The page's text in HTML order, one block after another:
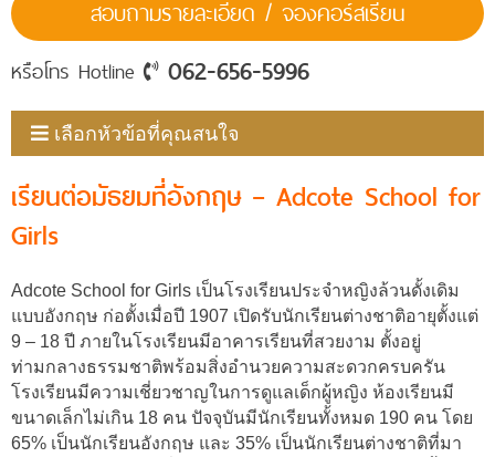
สอบถามรายละเอียด / จองคอร์สเรียน
หรือโทร Hotline 062-656-5996
เลือกหัวข้อที่คุณสนใจ
เรียนต่อมัธยมที่อังกฤษ – Adcote School for
Girls
Adcote School for Girls เป็นโรงเรียนประจำหญิงล้วนดั้งเดิม
แบบอังกฤษ ก่อตั้งเมื่อปี 1907 เปิดรับนักเรียนต่างชาติอายุตั้งแต่
9 – 18 ปี ภายในโรงเรียนมีอาคารเรียนที่สวยงาม ตั้งอยู่
ท่ามกลางธรรมชาติพร้อมสิ่งอำนวยความสะดวกครบครัน
โรงเรียนมีความเชี่ยวชาญในการดูแลเด็กผู้หญิง ห้องเรียนมี
ขนาดเล็กไม่เกิน 18 คน ปัจจุบันมีนักเรียนทั้งหมด 190 คน โดย
65% เป็นนักเรียนอังกฤษ และ 35% เป็นนักเรียนต่างชาติที่มา